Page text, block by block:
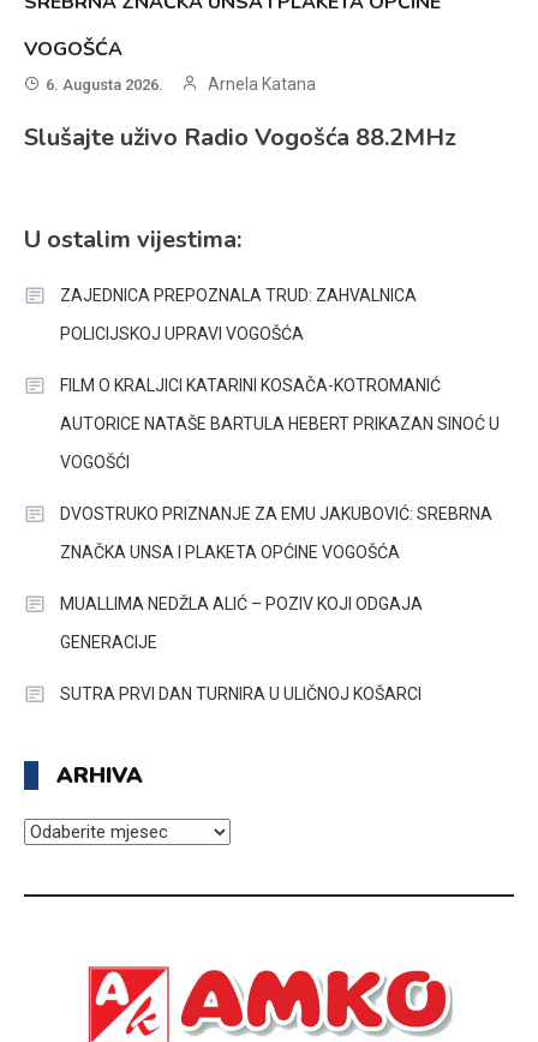
VOGOŠĆA
6. Augusta 2026. Arnela Katana
Slušajte uživo Radio Vogošća 88.2MHz
U ostalim vijestima:
ZAJEDNICA PREPOZNALA TRUD: ZAHVALNICA
POLICIJSKOJ UPRAVI VOGOŠĆA
FILM O KRALJICI KATARINI KOSAČA-KOTROMANIĆ
AUTORICE NATAŠE BARTULA HEBERT PRIKAZAN SINOĆ U
VOGOŠĆI
DVOSTRUKO PRIZNANJE ZA EMU JAKUBOVIĆ: SREBRNA
ZNAČKA UNSA I PLAKETA OPĆINE VOGOŠĆA
MUALLIMA NEDŽLA ALIĆ – POZIV KOJI ODGAJA
GENERACIJE
SUTRA PRVI DAN TURNIRA U ULIČNOJ KOŠARCI
ARHIVA
ARHIVA